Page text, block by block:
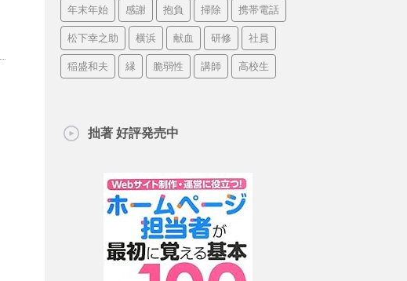
年末年始 感謝 抱負 掃除 携帯電話
松下幸之助 横浜 献血 研修 社員
稲盛和夫 縁 脆弱性 講師 高校生
拙著 好評発売中